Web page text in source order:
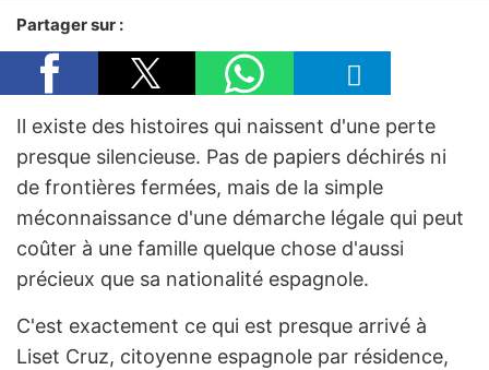
Partager sur :
Il existe des histoires qui naissent d'une perte
presque silencieuse. Pas de papiers déchirés ni
de frontières fermées, mais de la simple
méconnaissance d'une démarche légale qui peut
coûter à une famille quelque chose d'aussi
précieux que sa nationalité espagnole.
C'est exactement ce qui est presque arrivé à
Liset Cruz, citoyenne espagnole par résidence,